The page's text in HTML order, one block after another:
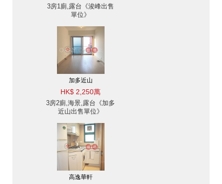
3房1廁,露台《浚峰出售
單位》
加多近山
HK$ 2,250萬
3房2廁,海景,露台《加多
近山出售單位》
高逸華軒